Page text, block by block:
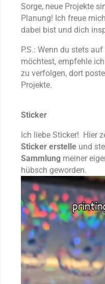
Sorge, neue Projekte
Planung! Ich freue
dabei bist und dich
P.S.: Wenn du stets
möchtest, empfehle
zu verfolgen, dort
Projekte.
Sticker
Ich liebe Sticker! Hier
Sticker erstelle und
Sammlung meiner
hübsch geworden.